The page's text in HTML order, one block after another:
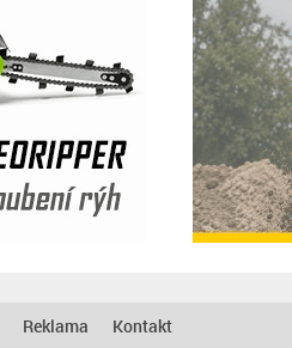
Reklama Kontakt